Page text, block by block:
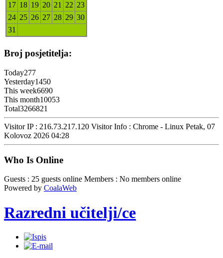
17 18 19 20 21 22 23
24 25 26 27 28 29 30
31
Broj posjetitelja:
Today277
Yesterday1450
This week6690
This month10053
Total3266821
Visitor IP : 216.73.217.120 Visitor Info : Chrome - Linux Petak, 07
Kolovoz 2026 04:28
Who Is Online
Guests : 25 guests online Members : No members online
Powered by CoalaWeb
Razredni učitelji/ce